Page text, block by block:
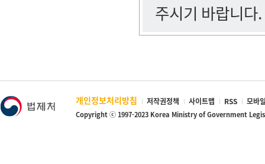
주시기 바랍니다.
개인정보처리방침 저작권정책 사이트맵 RSS 모바
Copyright ⓒ 1997-2023 Korea Ministry of Government